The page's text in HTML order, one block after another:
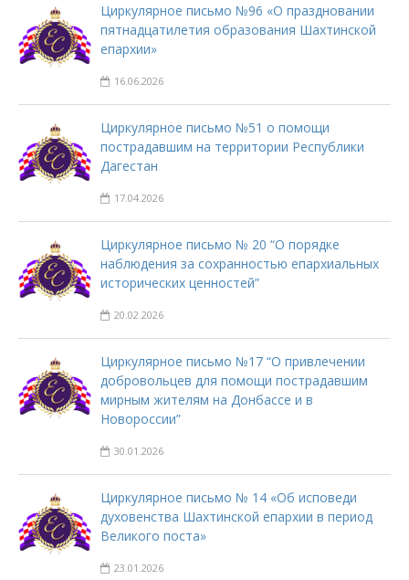
Циркулярное письмо №96 «О праздновании
пятнадцатилетия образования Шахтинской
епархии»
16.06.2026
Циркулярное письмо №51 о помощи
пострадавшим на территории Республики
Дагестан
17.04.2026
Циркулярное письмо № 20 “О порядке
наблюдения за сохранностью епархиальных
исторических ценностей”
20.02.2026
Циркулярное письмо №17 “О привлечении
добровольцев для помощи пострадавшим
мирным жителям на Донбассе и в
Новороссии”
30.01.2026
Циркулярное письмо № 14 «Об исповеди
духовенства Шахтинской епархии в период
Великого поста»
23.01.2026